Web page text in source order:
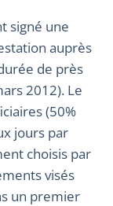
signé une
auprès
de près
2012). Le
(50%
jours par
choisis par
visés
un premier